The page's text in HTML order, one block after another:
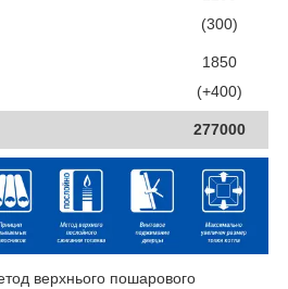
(300)
1850
(+400)
277000
верхнього пошарового